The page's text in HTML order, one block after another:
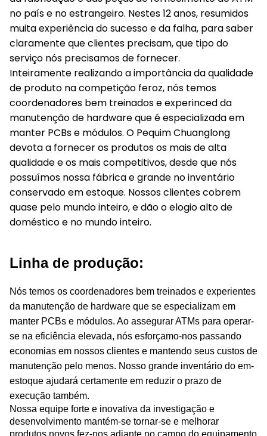
no país e no estrangeiro. Nestes 12 anos, resumidos
muita experiência do sucesso e da falha, para saber
claramente que clientes precisam, que tipo do
serviço nós precisamos de fornecer.
Inteiramente realizando a importância da qualidade
de produto na competição feroz, nós temos
coordenadores bem treinados e experinced da
manutenção de hardware que é especializada em
manter PCBs e módulos. O Pequim Chuanglong
devota a fornecer os produtos os mais de alta
qualidade e os mais competitivos, desde que nós
possuímos nossa fábrica e grande no inventário
conservado em estoque. Nossos clientes cobrem
quase pelo mundo inteiro, e dão o elogio alto de
doméstico e no mundo inteiro.
Linha de produção:
Nós temos os coordenadores bem treinados e experientes
da manutenção de hardware que se especializam em
manter PCBs e módulos. Ao assegurar ATMs para operar-
se na eficiência elevada, nós esforçamo-nos passando
economias em nossos clientes e mantendo seus custos de
manutenção pelo menos. Nosso grande inventário do em-
estoque ajudará certamente em reduzir o prazo de
execução também.
Nossa equipe forte e inovativa da investigação e
desenvolvimento mantém-se tornar-se e melhorar